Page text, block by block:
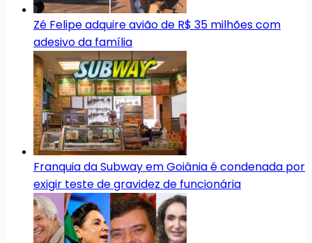
Zé Felipe adquire avião de R$ 35 milhões com
adesivo da família
Franquia da Subway em Goiânia é condenada por
exigir teste de gravidez de funcionária